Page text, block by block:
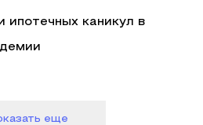
ипотечных каникул в
еще